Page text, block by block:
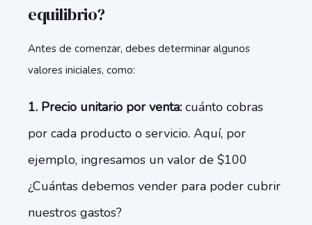
equilibrio?
Antes de comenzar, debes determinar algunos
valores iniciales, como:
1. Precio unitario por venta: cuánto cobras
por cada producto o servicio. Aquí, por
ejemplo, ingresamos un valor de $100
¿Cuántas debemos vender para poder cubrir
nuestros gastos?